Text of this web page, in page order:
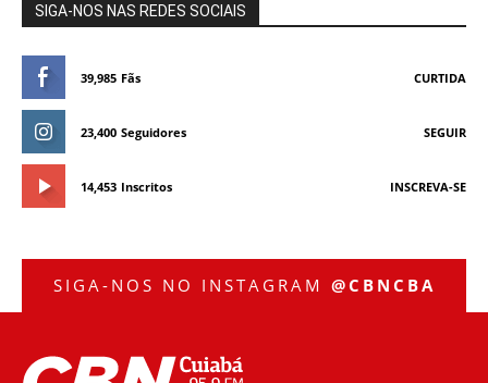
SIGA-NOS NAS REDES SOCIAIS
39,985 Fãs CURTIDA
23,400 Seguidores SEGUIR
14,453 Inscritos INSCREVA-SE
SIGA-NOS NO INSTAGRAM @CBNCBA